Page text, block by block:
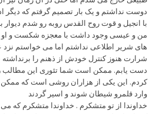
دوست نداشتم و یک بار تصمیم گرفتم که دیگر
با انجیل و قوت روح القدس روبه رو شدم دیوار
من و عیسی وجود داشت با معجزه شکست و او
های شریر اطلاعی نداشتم اما می خواستم نزد
شرارت هنوز کنترل خودش از ذهنم را
دست یابم. ممکن است شما تئوری این مطالب
کردم. این یکی از هزاران روشی است که
وارد قلمرو شیطان شوند و اسیر گردند
خداوندا از تو متشکرم . خداوندا متشکرم که می